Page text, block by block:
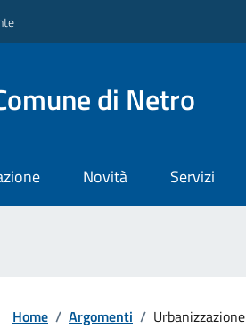
di Netro
Novità Servizi
Home / Argomenti / Urbanizzazione